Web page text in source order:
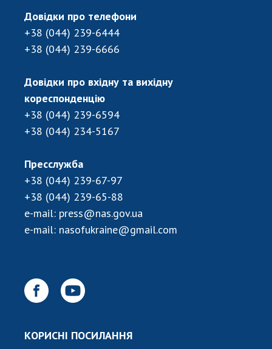
Довідки про телефони
+38 (044) 239-6444
+38 (044) 239-6666
Довідки про вхідну та вихідну
кореспонденцію
+38 (044) 239-6594
+38 (044) 234-5167
Пресслужба
+38 (044) 239-67-97
+38 (044) 239-65-88
e-mail: press@nas.gov.ua
e-mail: nasofukraine@gmail.com
КОРИСНІ ПОСИЛАННЯ